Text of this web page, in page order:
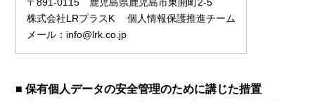
株式会社LRプラスK 個人情報保護推進チーム
メール：info@lrk.co.jp
■ 保有個人データの安全管理のために講じた措置